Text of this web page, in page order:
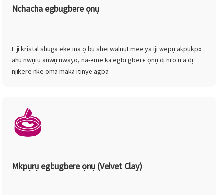
Nchacha egbugbere ọnụ
E ji kristal shuga eke ma ọ bụ shei walnut mee ya iji wepụ akpụkpọ
ahụ nwụrụ anwụ nwayọ, na-eme ka egbugbere ọnụ dị nro ma dị
njikere nke ọma maka itinye agba.
Mkpụrụ egbugbere ọnụ (Velvet Clay)